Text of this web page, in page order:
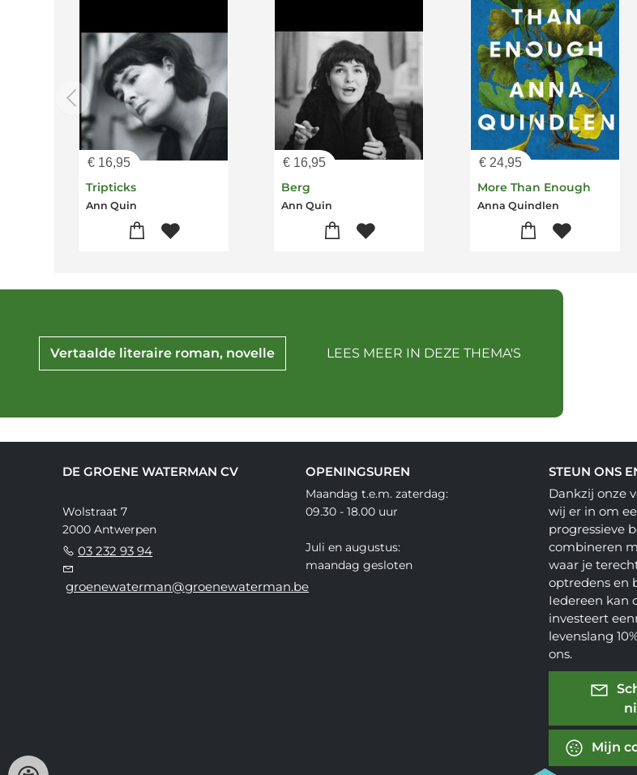
€ 16,95
Tripticks
Ann Quin
€ 16,95
Berg
Ann Quin
€24,95
More Than Enough
Anna Quindlen
Vertaalde literaire roman, novelle LEES MEER IN DEZE THEMA'S
DE GROENE WATERMAN CV
Wolstraat 7
2000 Antwerpen
03 232 93 94
groenewaterman@groenewaterman.be
OPENINGSUREN
Maandag t.e.m. zaterdag:
09.30 - 18.00 uur
Juli en augustus:
maandag gesloten
STEUN ONS
Dankzij onze
wij er in om
progressieve
combineren
waar je
optredens en
Iedereen kan
investeert
levenslang
ons.
Mijn